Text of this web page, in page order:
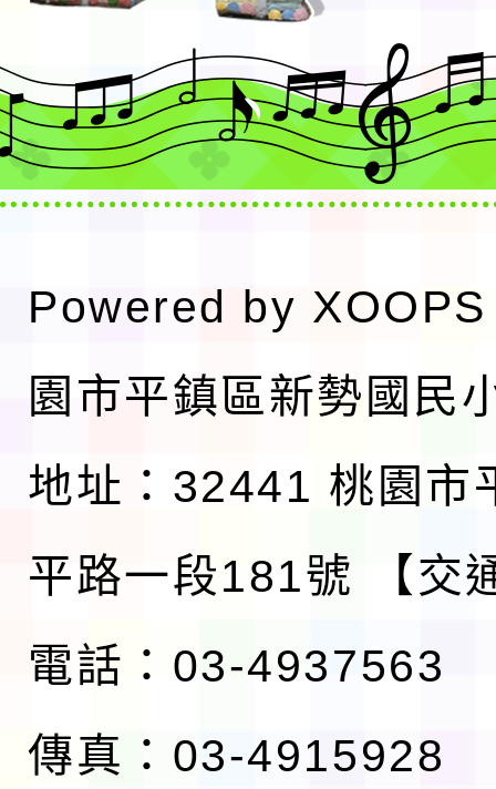
Powered by XOOPS
園市平鎮區新勢國民
地址：32441 桃園市
平路一段181號
【交
電話：03-4937563
傳真：03-4915928